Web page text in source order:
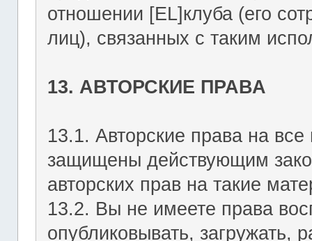
отношении [EL]клуба (его
лиц), связанных с таким
13. АВТОРСКИЕ ПРАВА
13.1. Авторские права на
защищены действующим
авторских прав на такие
13.2. Вы не имеете права
опубликовывать, загружать,